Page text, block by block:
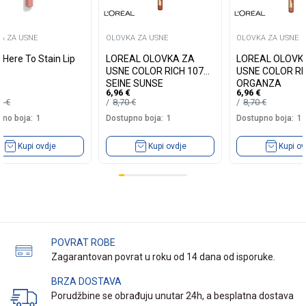
ZA USNE
Here To Stain Lip
€
boja: 1
Kupi ovdje
OLOVKA ZA USNE
LOREAL OLOVKA ZA
USNE COLOR RICH 107
SEINE SUNSE
6,96 €
8,70€
Dostupno boja: 1
Kupi ovdje
OLOVKA ZA USNE
LOREAL
USNE COLOR
ORGANZA
6,96 €
8,70€
Dostupno boja: 1
Kupi
POVRAT ROBE
Zagarantovan povrat u roku od 14 dana od isporuke.
BRZA DOSTAVA
Porudžbine se obrađuju unutar 24h, a besplatna dostava